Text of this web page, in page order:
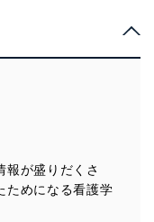
の管理の仕組み
に適合させま
確保するため
する安全対策を実
損の防止及び是
報が盛りだくさ
ためになる看護学